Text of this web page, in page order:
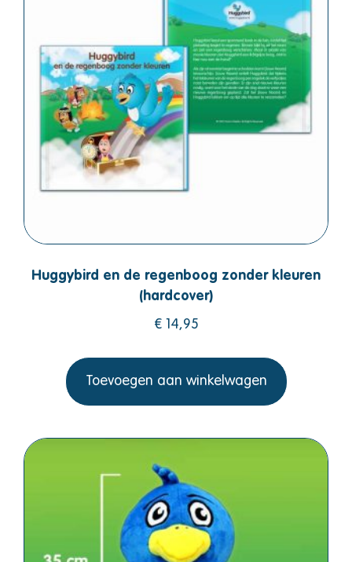
Huggybird en de regenboog zonder kleuren
(hardcover)
€14,95
Toevoegen aan winkelwagen